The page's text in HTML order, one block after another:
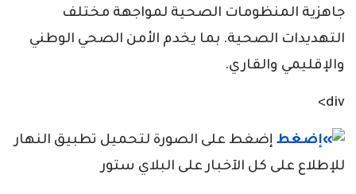
جاهزية المنظومات الصحية لمواجهة مختلف
التهديدات الصحية. بما يخدم الأمن الصحي الوطني
والإقليمي والقاري.
div>
إضغط على الصورة لتحميل تطبيق النهار
للإطلاع على كل الآخبار على البلاي ستور